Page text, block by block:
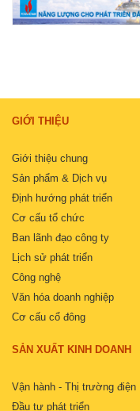
GIỚI THIỆU
Giới thiệu chung
Sản phẩm & Dịch vụ
Định hướng phát triển
Cơ cấu tổ chức
Ban lãnh đạo công ty
Lịch sử phát triển
Công nghệ
Văn hóa doanh nghiệp
Cơ cấu cổ đông
SẢN XUẤT KINH DOANH
Vận hành - Thị trường điện
Đầu tư phát triển